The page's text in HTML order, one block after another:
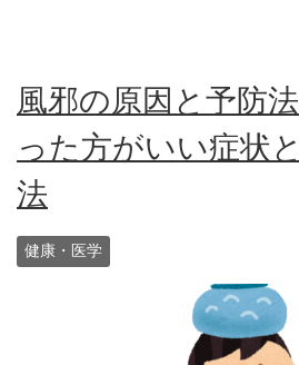
風邪の原因と予防
った方がいい症状
法
健康・医学